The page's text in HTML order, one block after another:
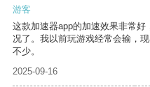
游客
这款加速器app的加速效果非常
况了。我以前玩游戏经常会输，
不少。
2025-09-16